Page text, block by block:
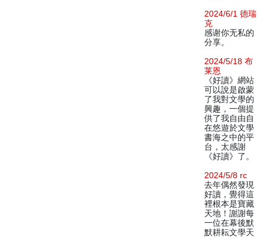
2024/6/1 德瑞
克
感谢你无私的
分享。
2024/5/18 布
莱恩
《好讀》網站
可以說是啟蒙
了我對文學的
興趣，一個提
供了我自由自
在悠遊於文學
書海之中的平
台，太感謝
《好讀》了。
2024/5/8 rc
去年偶然發現
好讀，覺得這
裡根本是寶藏
天地！謝謝每
一位在幕後默
默耕耘文學天